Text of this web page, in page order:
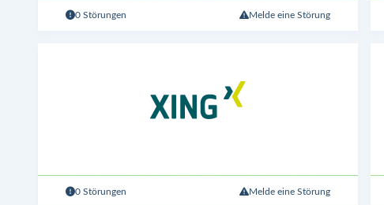
0 Störungen Melde eine Störung
0 Störungen Melde eine Störung